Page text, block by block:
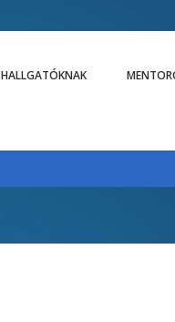
HALLGATÓKNAK